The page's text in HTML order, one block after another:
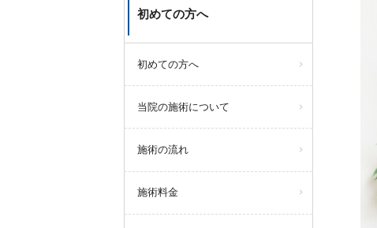
初めての方へ
初めての方へ
当院の施術について
施術の流れ
施術料金